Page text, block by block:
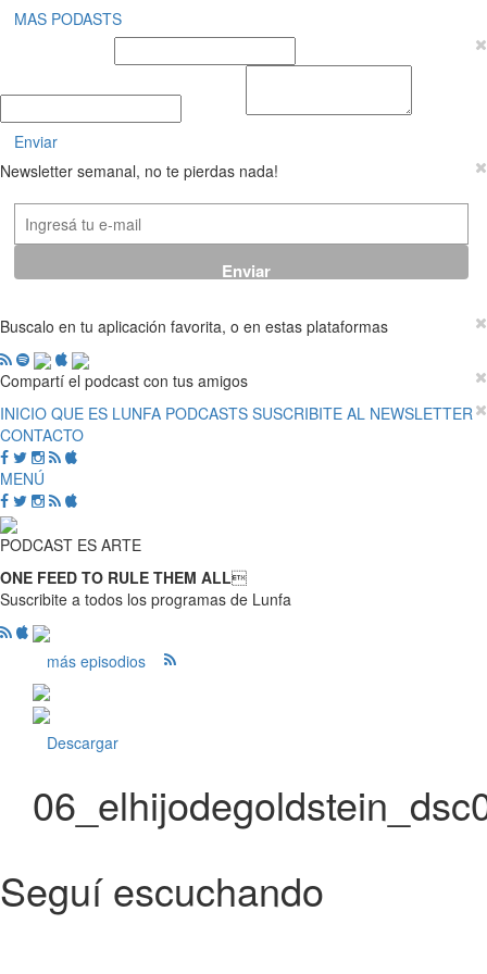
MAS PODASTS
Enviar
Newsletter semanal, no te pierdas nada!
Buscalo en tu aplicación favorita, o en estas plataformas
Compartí el podcast con tus amigos
INICIO QUE ES LUNFA PODCASTS SUSCRIBITE AL NEWSLETTER
CONTACTO
MENÚ
PODCAST ES ARTE
ONE FEED TO RULE THEM ALL
Suscribite a todos los programas de Lunfa
más episodios
Descargar
Seguí escuchando